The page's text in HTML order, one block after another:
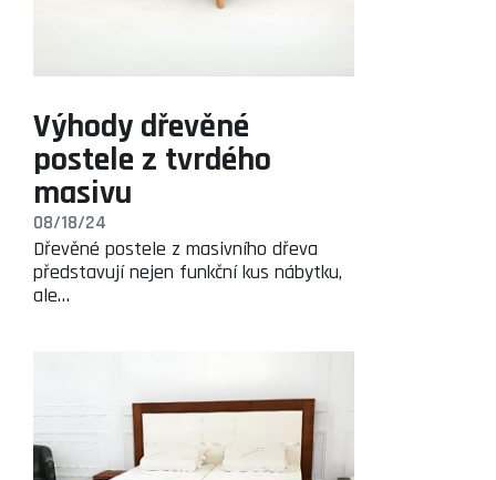
Výhody dřevěné
postele z tvrdého
masivu
08/18/24
Dřevěné postele z masivního dřeva
představují nejen funkční kus nábytku,
ale…